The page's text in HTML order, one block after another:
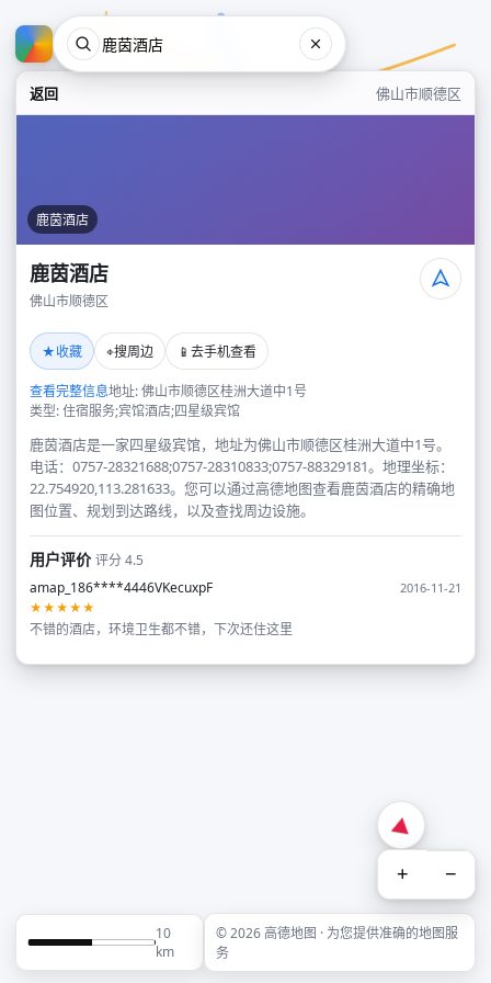
返回 佛山市顺德区
鹿茵酒店
鹿茵酒店
佛山市顺德区
★收藏 ⌖搜周边 📱 去手机查看
查看完整信息地址: 佛山市顺德区桂洲大道中1号
类型: 住宿服务;宾馆酒店;四星级宾馆
鹿茵酒店是一家四星级宾馆，地址为佛山市顺德区桂洲大道中1号。
电话：0757-28321688;0757-28310833;0757-88329181。地理坐标：
22.754920,113.281633。您可以通过高德地图查看鹿茵酒店的精确地
图位置、规划到达路线，以及查找周边设施。
用户评价评分 4.5
amap_186****4446VKecuxpF
2016-11-21
★★★★★
不错的酒店，环境卫生都不错，下次还住这里
+ −
10
km
© 2026 高德地图 · 为您提供准确的地图服
务